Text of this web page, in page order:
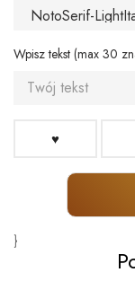
Wpisz tekst (max 30
♥
}